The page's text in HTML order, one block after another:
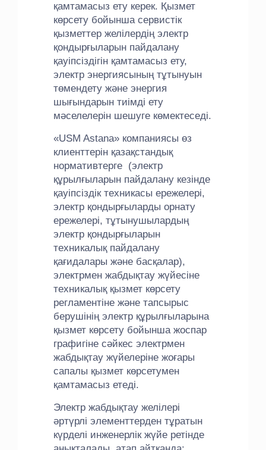
қамтамасыз ету керек. Қызмет
көрсету бойынша сервистік
қызметтер желілердің электр
қондырғыларын пайдалану
қауіпсіздігін қамтамасыз ету,
электр энергиясының тұтынуын
төмендету және энергия
шығындарын тиімді ету
мәселелерін шешуге көмектеседі.
«USM Astana» компаниясы өз
клиенттерін қазақстандық
нормативтерге (электр
құрылғыларын пайдалану кезінде
қауіпсіздік техникасы ережелері,
электр қондырғыларды орнату
ережелері, тұтынушылардың
электр қондырғыларын
техникалық пайдалану
қағидалары және басқалар),
электрмен жабдықтау жүйесіне
техникалық қызмет көрсету
регламентіне және тапсырыс
берушінің электр құрылғыларына
қызмет көрсету бойынша жоспар
графигіне сәйкес электрмен
жабдықтау жүйелеріне жоғары
сапалы қызмет көрсетумен
қамтамасыз етеді.
Электр жабдықтау желілері
әртүрлі элементтерден тұратын
күрделі инженерлік жүйе ретінде